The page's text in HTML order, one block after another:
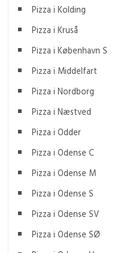
Pizza i Kolding
Pizza i Kruså
Pizza i København S
Pizza i Middelfart
Pizza i Nordborg
Pizza i Næstved
Pizza i Odder
Pizza i Odense C
Pizza i Odense M
Pizza i Odense S
Pizza i Odense SV
Pizza i Odense SØ